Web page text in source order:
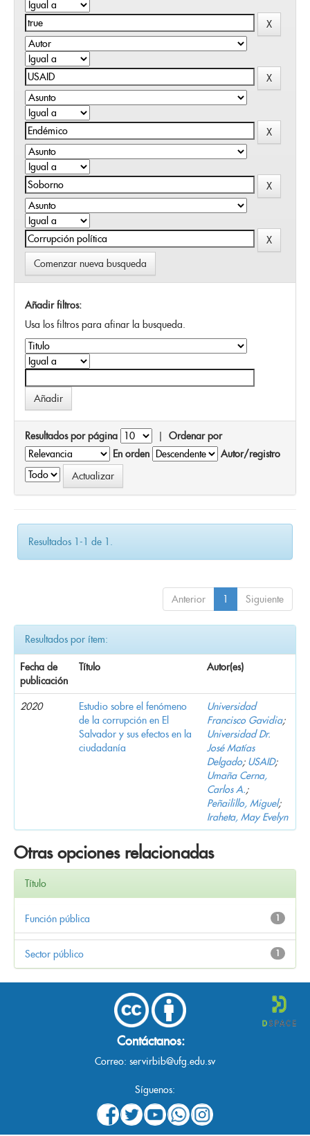
Comenzar nueva busqueda
Añadir filtros:
Usa los filtros para afinar la busqueda.
Resultados por página | Ordenar por
En orden
Autor/registro
Resultados 1-1 de 1.
Anterior 1 Siguiente
Resultados por ítem:
Fecha de
publicación
Título Autor(es)
2020
Estudio sobre el fenómeno
de la corrupción en El
Salvador y sus efectos en la
ciudadanía
Universidad
Francisco Gavidia;
Universidad Dr.
José Matías
Delgado; USAID;
Umaña Cerna,
Carlos A.;
Peñailillo, Miguel;
Iraheta, May Evelyn
Otras opciones relacionadas
Título
1
Función pública
1
Sector público
Contáctanos:
Correo: servirbib@ufg.edu.sv
Síguenos: